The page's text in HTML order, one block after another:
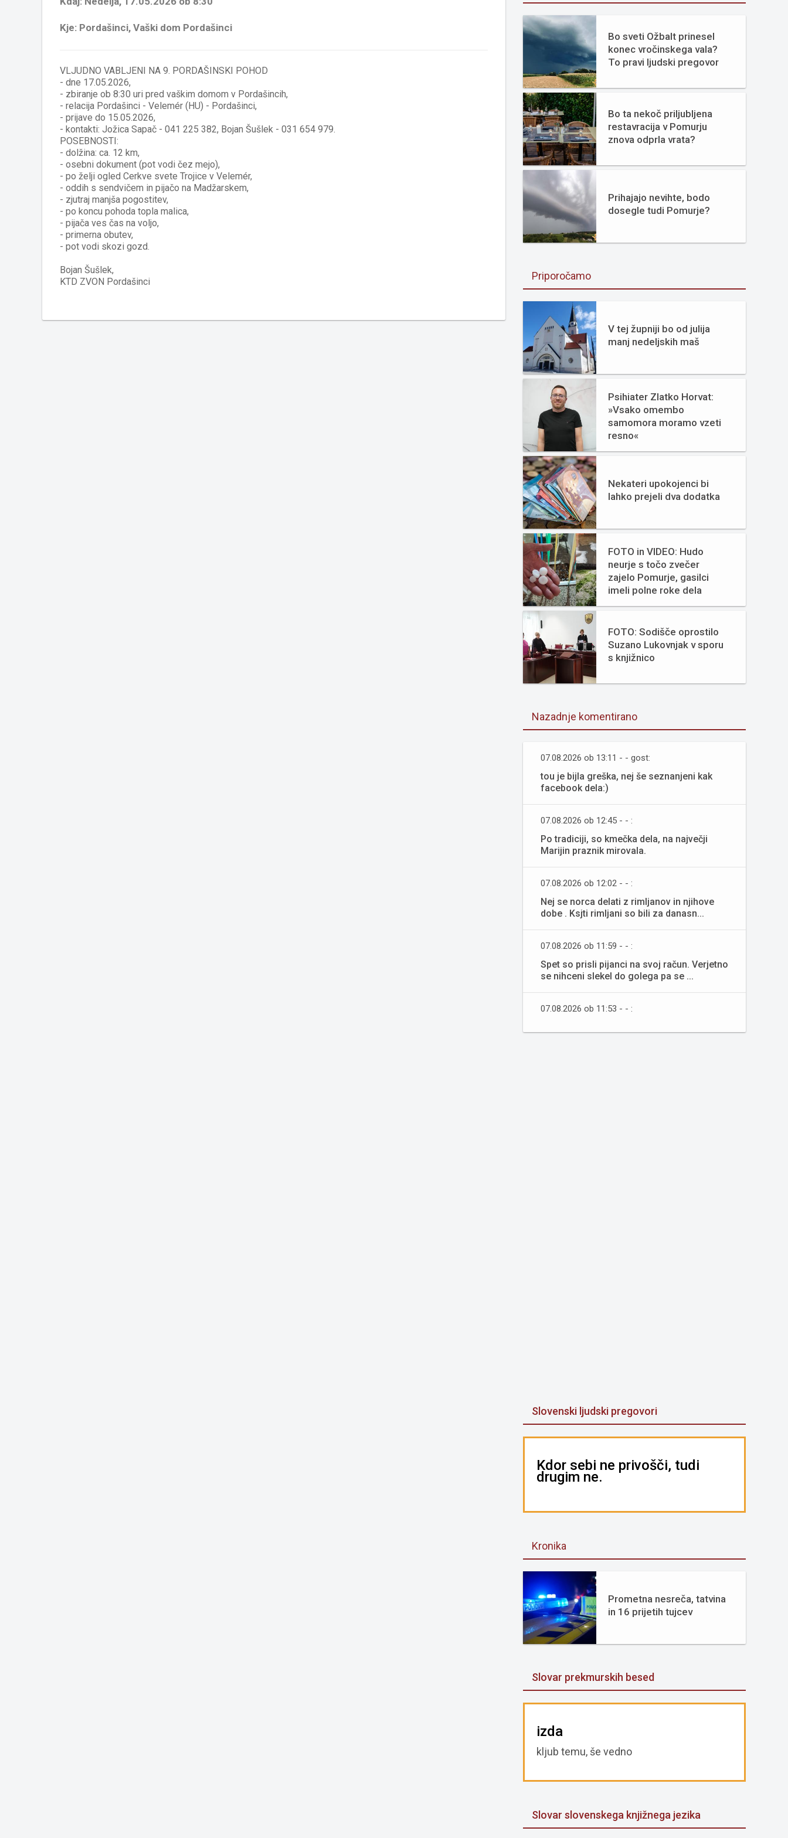
Kje: Pordašinci, Vaški dom Pordašinci
VLJUDNO VABLJENI NA 9. PORDAŠINSKI POHOD
- dne 17.05.2026,
- zbiranje ob 8:30 uri pred vaškim domom v Pordašincih,
- relacija Pordašinci - Velemér (HU) - Pordašinci,
- prijave do 15.05.2026,
- kontakti: Jožica Sapač - 041 225 382, Bojan Šušlek - 031 654 979.
POSEBNOSTI:
- dolžina: ca. 12 km,
- osebni dokument (pot vodi čez mejo),
- po želji ogled Cerkve svete Trojice v Velemér,
- oddih s sendvičem in pijačo na Madžarskem,
- zjutraj manjša pogostitev,
- po koncu pohoda topla malica,
- pijača ves čas na voljo,
- primerna obutev,
- pot vodi skozi gozd.
Bojan Šušlek,
KTD ZVON Pordašinci
Bo sveti Ožbalt prinesel
konec vročinskega vala?
To pravi ljudski pregovor
Bo ta nekoč priljubljena
restavracija v Pomurju
znova odprla vrata?
Prihajajo nevihte, bodo
dosegle tudi Pomurje?
Priporočamo
V tej župniji bo od julija
manj nedeljskih maš
Psihiater Zlatko Horvat:
»Vsako omembo
samomora moramo vzeti
resno«
Nekateri upokojenci bi
lahko prejeli dva dodatka
FOTO in VIDEO: Hudo
neurje s točo zvečer
zajelo Pomurje, gasilci
imeli polne roke dela
FOTO: Sodišče oprostilo
Suzano Lukovnjak v sporu
s knjižnico
Nazadnje komentirano
07.08.2026 ob 13:11 - - gost:
tou je bijla greška, nej še seznanjeni kak
facebook dela:)
07.08.2026 ob 12:45 - - :
Po tradiciji, so kmečka dela, na največji
Marijin praznik mirovala.
07.08.2026 ob 12:02 - - :
Nej se norca delati z rimljanov in njihove
dobe . Ksjti rimljani so bili za danasn...
07.08.2026 ob 11:59 - - :
Spet so prisli pijanci na svoj račun. Verjetno
se nihceni slekel do golega pa se ...
07.08.2026 ob 11:53 - - :
Slovenski ljudski pregovori
Kdor sebi ne privošči, tudi
drugim ne.
Kronika
Prometna nesreča, tatvina
in 16 prijetih tujcev
Slovar prekmurskih besed
izda
kljub temu, še vedno
Slovar slovenskega knjižnega jezika